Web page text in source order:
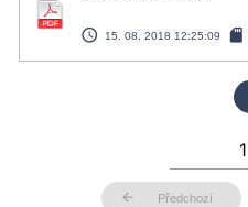
access_time 15. 08. 2018 12:25:09 sd_card
arrow_back Předchozí